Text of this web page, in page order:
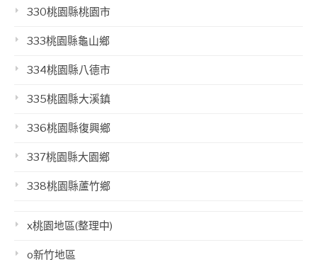
330桃園縣桃園市
333桃園縣龜山鄉
334桃園縣八德市
335桃園縣大溪鎮
336桃園縣復興鄉
337桃園縣大園鄉
338桃園縣蘆竹鄉
x桃園地區(整理中)
o新竹地區